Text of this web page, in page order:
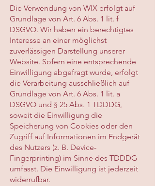
Die Verwendung von WIX erfolgt auf
Grundlage von Art. 6 Abs. 1 lit. f
DSGVO. Wir haben ein berechtigtes
Interesse an einer möglichst
zuverlässigen Darstellung unserer
Website. Sofern eine entsprechende
Einwilligung abgefragt wurde, erfolgt
die Verarbeitung ausschließlich auf
Grundlage von Art. 6 Abs. 1 lit. a
DSGVO und § 25 Abs. 1 TDDDG,
soweit die Einwilligung die
Speicherung von Cookies oder den
Zugriff auf Informationen im Endgerät
des Nutzers (z. B. Device-
Fingerprinting) im Sinne des TDDDG
umfasst. Die Einwilligung ist jederzeit
widerrufbar.